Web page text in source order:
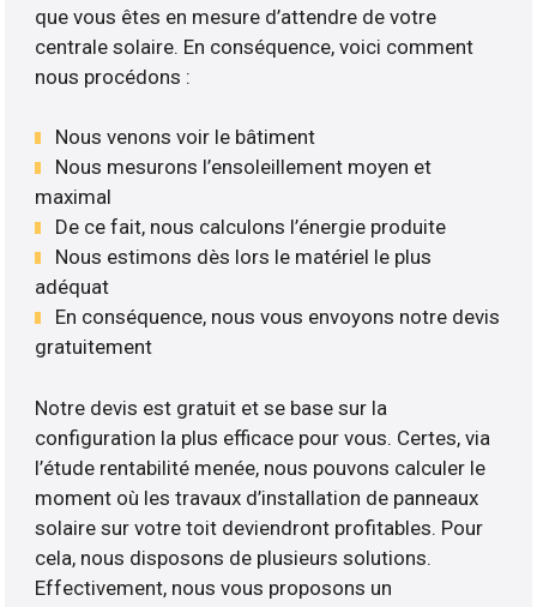
que vous êtes en mesure d’attendre de votre
centrale solaire. En conséquence, voici comment
nous procédons :
Nous venons voir le bâtiment
Nous mesurons l’ensoleillement moyen et
maximal
De ce fait, nous calculons l’énergie produite
Nous estimons dès lors le matériel le plus
adéquat
En conséquence, nous vous envoyons notre devis
gratuitement
Notre devis est gratuit et se base sur la
configuration la plus efficace pour vous. Certes, via
l’étude rentabilité menée, nous pouvons calculer le
moment où les travaux d’installation de panneaux
solaire sur votre toit deviendront profitables. Pour
cela, nous disposons de plusieurs solutions.
Effectivement, nous vous proposons un